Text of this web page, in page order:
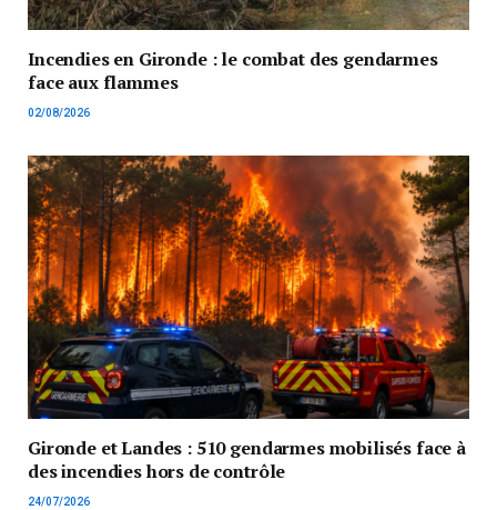
Incendies en Gironde : le combat des gendarmes
face aux flammes
02/08/2026
Gironde et Landes : 510 gendarmes mobilisés face à
des incendies hors de contrôle
24/07/2026